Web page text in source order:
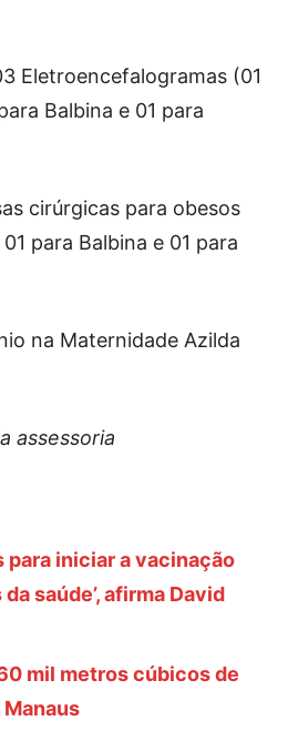
Eletroencefalogramas (01
Balbina e 01 para
cirúrgicas para obesos
para Balbina e 01 para
na Maternidade Azilda
assessoria
para iniciar a vacinação
saúde’, afirma David
mil metros cúbicos de